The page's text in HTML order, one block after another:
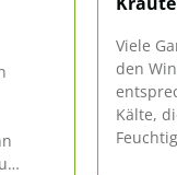
Viele
den
Kälte,